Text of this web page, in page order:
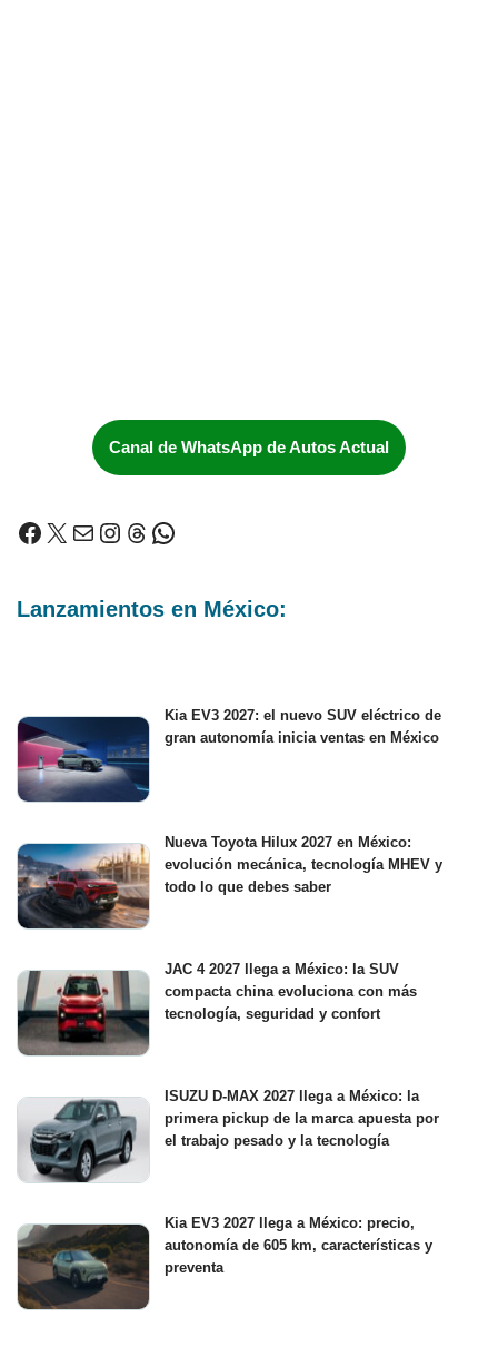
Canal de WhatsApp de Autos Actual
Lanzamientos en México:
Kia EV3 2027: el nuevo SUV eléctrico de
gran autonomía inicia ventas en México
Nueva Toyota Hilux 2027 en México:
evolución mecánica, tecnología MHEV y
todo lo que debes saber
JAC 4 2027 llega a México: la SUV
compacta china evoluciona con más
tecnología, seguridad y confort
ISUZU D-MAX 2027 llega a México: la
primera pickup de la marca apuesta por
el trabajo pesado y la tecnología
Kia EV3 2027 llega a México: precio,
autonomía de 605 km, características y
preventa